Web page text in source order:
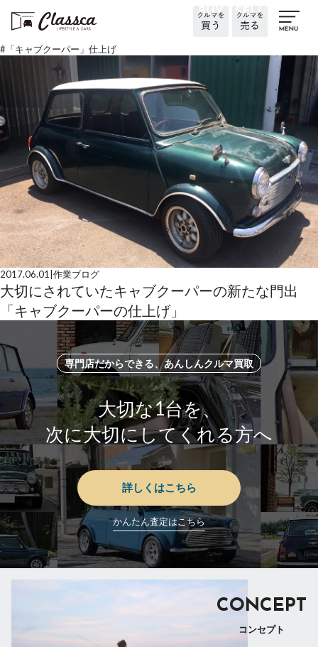
# 「キャブクーパー」仕上げ
2017.06.01 作業ブログ
大切にされていたキャブクーパーの新たな門出
「キャブクーパーの仕上げ」
専門店だからできる、あんしんクルマ買取
大切な1台を、
次に大切にしてくれる方へ
詳しくはこちら
かんたん査定はこちら
CONCEPT
コンセプト